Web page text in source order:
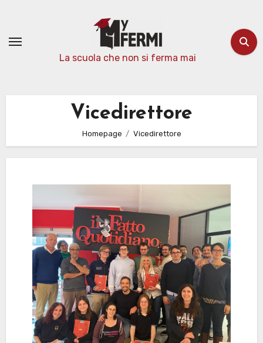
contenuto
La scuola che non si ferma mai
Vicedirettore
Homepage Vicedirettore